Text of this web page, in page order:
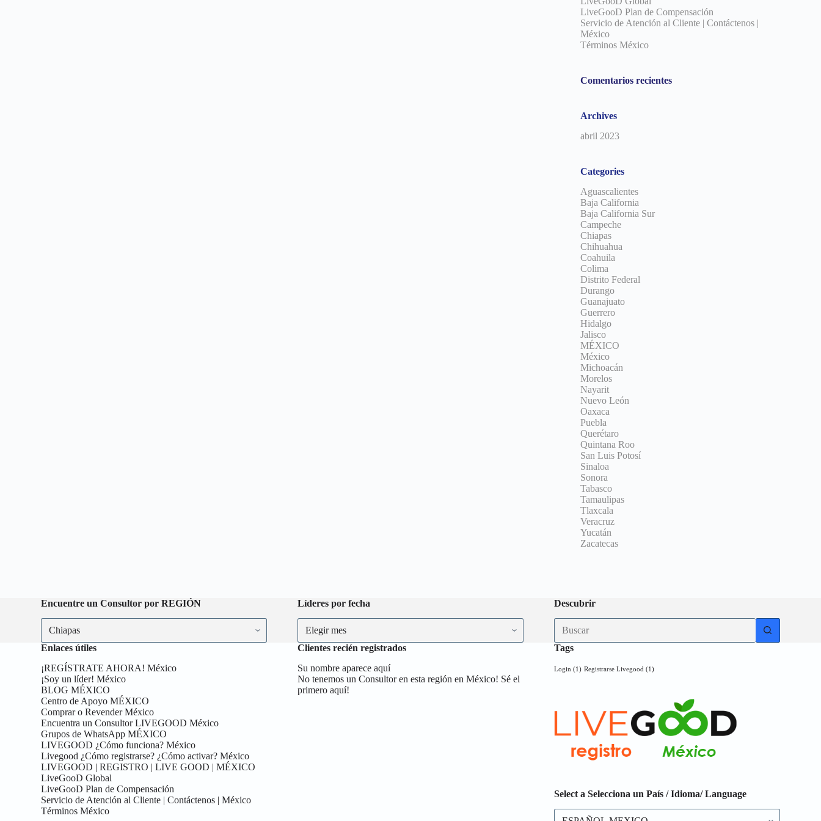
LiveGooD Plan de Compensación
Servicio de Atención al Cliente | Contáctenos |
México
Términos México
Comentarios recientes
Archives
abril 2023
Categories
Aguascalientes
Baja California
Baja California Sur
Campeche
Chiapas
Chihuahua
Coahuila
Colima
Distrito Federal
Durango
Guanajuato
Guerrero
Hidalgo
Jalisco
MÉXICO
México
Michoacán
Morelos
Nayarit
Nuevo León
Oaxaca
Puebla
Querétaro
Quintana Roo
San Luis Potosí
Sinaloa
Sonora
Tabasco
Tamaulipas
Tlaxcala
Veracruz
Yucatán
Zacatecas
Encuentre un Consultor por REGIÓN
Encuentre
un
Consultor
por
REGIÓN
Líderes por fecha
Líderes
por
fecha
Descubrir
No
results
Enlaces útiles
¡REGÍSTRATE AHORA! México
¡Soy un líder! México
BLOG MÉXICO
Centro de Apoyo MÉXICO
Comprar o Revender México
Encuentra un Consultor LIVEGOOD México
Grupos de WhatsApp MÉXICO
LIVEGOOD ¿Cómo funciona? México
Livegood ¿Cómo registrarse? ¿Cómo activar? México
LIVEGOOD | REGISTRO | LIVE GOOD | MÉXICO
LiveGooD Global
LiveGooD Plan de Compensación
Servicio de Atención al Cliente | Contáctenos | México
Términos México
Clientes recién registrados
Su nombre aparece aquí
No tenemos un Consultor en esta región en México! Sé el
primero aquí!
Tags
Login (1) Registrarse Livegood (1)
Select a Selecciona un País / Idioma/ Language
Select